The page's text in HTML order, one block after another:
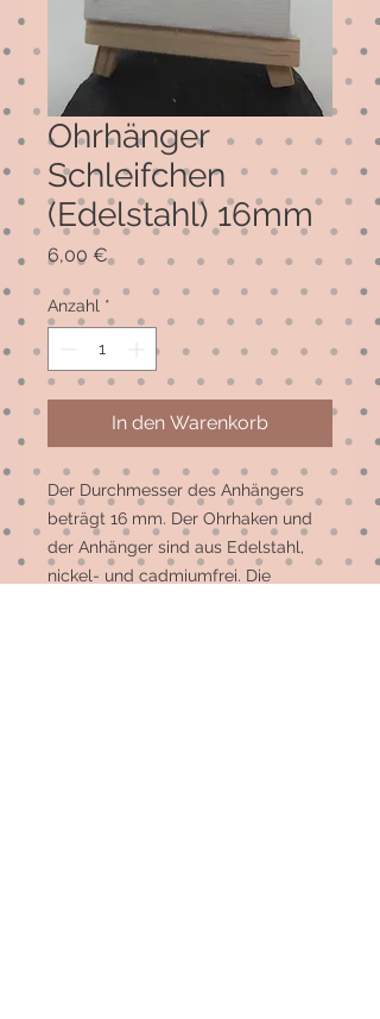
Ohrhänger
Schleifchen
(Edelstahl) 16mm
6,00 €Preis
Anzahl *
In den Warenkorb
Der Durchmesser des Anhängers
beträgt 16 mm. Der Ohrhaken und
der Anhänger sind aus Edelstahl,
nickel- und cadmiumfrei. Die